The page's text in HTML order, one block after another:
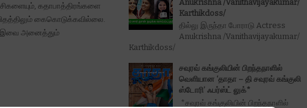
கதாபாத்திரங்களை
கைகொடுக்கவில்லை.
இவை அனைத்தும்
Anukrishna /Vanithavijayakumar/
Karthikdoss/
தில்லு இருந்தா போராடு Actress
Anukrishna /Vanithavijayakumar/
Karthikdoss/
சவுரவ் கங்குலியின் பிறந்தநாளில்
வெளியான ‘தாதா – தி சவுரவ் கங்குலி
ஸ்டோரி’ ஃபர்ஸ்ட் லுக்*
*சவுரவ் கங்குலியின் பிறந்தநாளில்